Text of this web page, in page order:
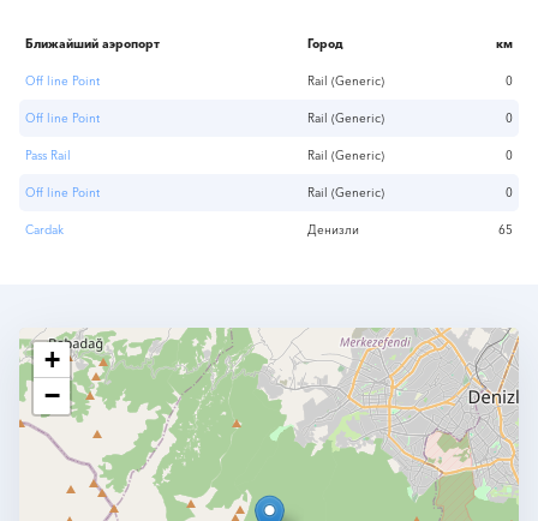
Ближайший аэропорт Город км
Off line Point Rail (Generic) 0
Off line Point Rail (Generic) 0
Pass Rail Rail (Generic) 0
Off line Point Rail (Generic) 0
Cardak Денизли 65
+
−